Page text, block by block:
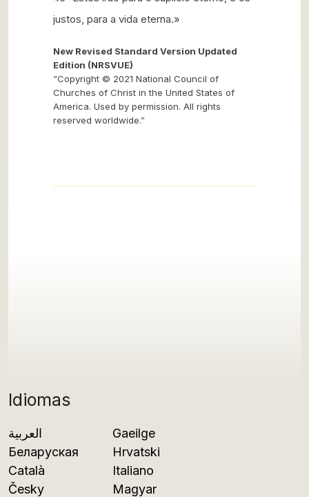
Idiomas
العربية
Беларуская
Català
Česky
Gaeilge
Hrvatski
Italiano
Magyar
justos, para a vida eterna.»
New Revised Standard Version Updated
Edition (NRSVUE)
“Copyright © 2021 National Council of
Churches of Christ in the United States of
America. Used by permission. All rights
reserved worldwide.”